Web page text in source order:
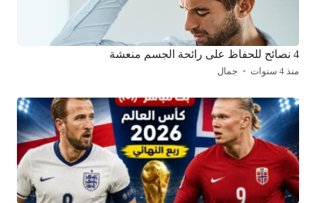
4 نصائح للحفاظ على رائحة الجسم منعشة
منذ 4 سنوات جمال